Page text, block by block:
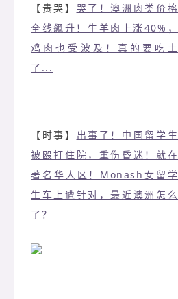
【贵哭】 哭了！澳洲肉类价格
全线飙升！牛羊肉上涨40%，
鸡肉也受波及！真的要吃土
了...
【时事】 出事了！中国留学生
被殴打住院，重伤昏迷！就在
著名华人区！Monash女留学
生车上遭针对，最近澳洲怎么
了？